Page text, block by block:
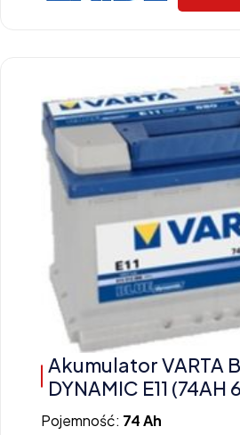
Akumulator VARTA
DYNAMIC E11 (74AH
Pojemność: 74 Ah